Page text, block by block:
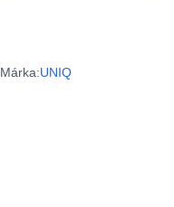
Márka:UNIQ